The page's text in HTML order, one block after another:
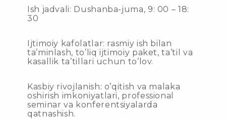
Ish jadvali: Dushanba-juma, 9: 00 – 18:
30
Ijtimoiy kafolatlar: rasmiy ish bilan
ta’minlash, to’liq ijtimoiy paket, ta’til va
kasallik ta’tillari uchun to’lov.
Kasbiy rivojlanish: o’qitish va malaka
oshirish imkoniyatlari, professional
seminar va konferentsiyalarda
qatnashish.